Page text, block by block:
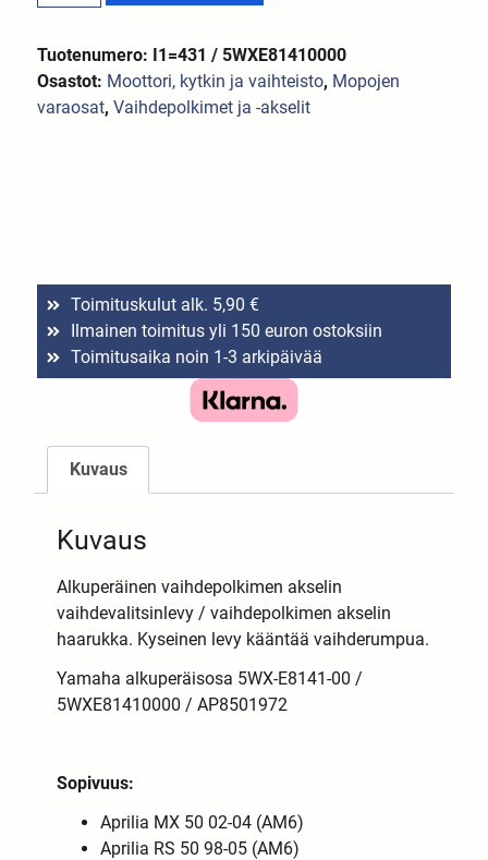
Tuotenumero: I1=431 / 5WXE81410000
Osastot: Moottori, kytkin ja vaihteisto, Mopojen
varaosat,Vaihdepolkimet ja -akselit
Toimituskulut alk. 5,90 €
Ilmainen toimitus yli 150 euron ostoksiin
Toimitusaika noin 1-3 arkipäivää
Kuvaus
Kuvaus
Alkuperäinen vaihdepolkimen akselin
vaihdevalitsinlevy / vaihdepolkimen akselin
haarukka. Kyseinen levy kääntää vaihderumpua.
Yamaha alkuperäisosa 5WX-E8141-00 /
5WXE81410000 / AP8501972
Sopivuus:
Aprilia MX 50 02-04 (AM6)
Aprilia RS 50 98-05 (AM6)